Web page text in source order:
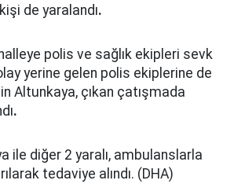
de yaralandı.
polis ve sağlık ekipleri sevk
yerine gelen polis ekiplerine de
Altunkaya, çıkan çatışmada
.
ile diğer 2 yaralı, ambulanslarla
tedaviye alındı. (DHA)